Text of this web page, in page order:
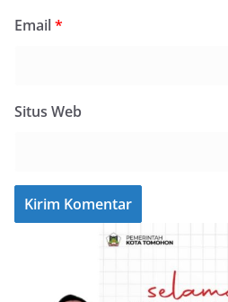
Email*
Situs Web